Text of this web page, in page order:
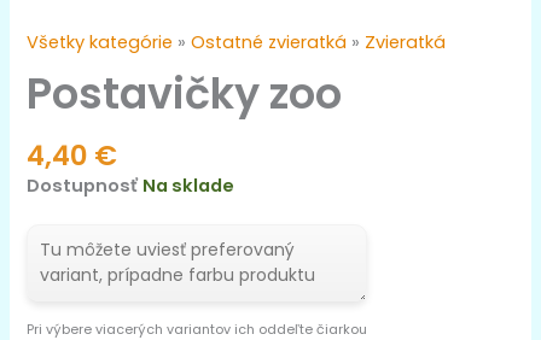
Všetky kategórie »Ostatné zvieratká » Zvieratká
Postavičky zoo
4,40 €
Dostupnosť Na sklade
Pri výbere viacerých variantov ich oddeľte čiarkou